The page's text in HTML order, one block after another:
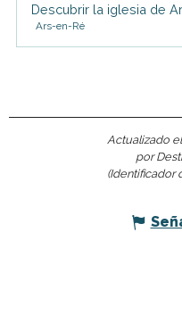
Descubrir la iglesia de
Ars-en-Ré
Actualizado
por
(Identificador